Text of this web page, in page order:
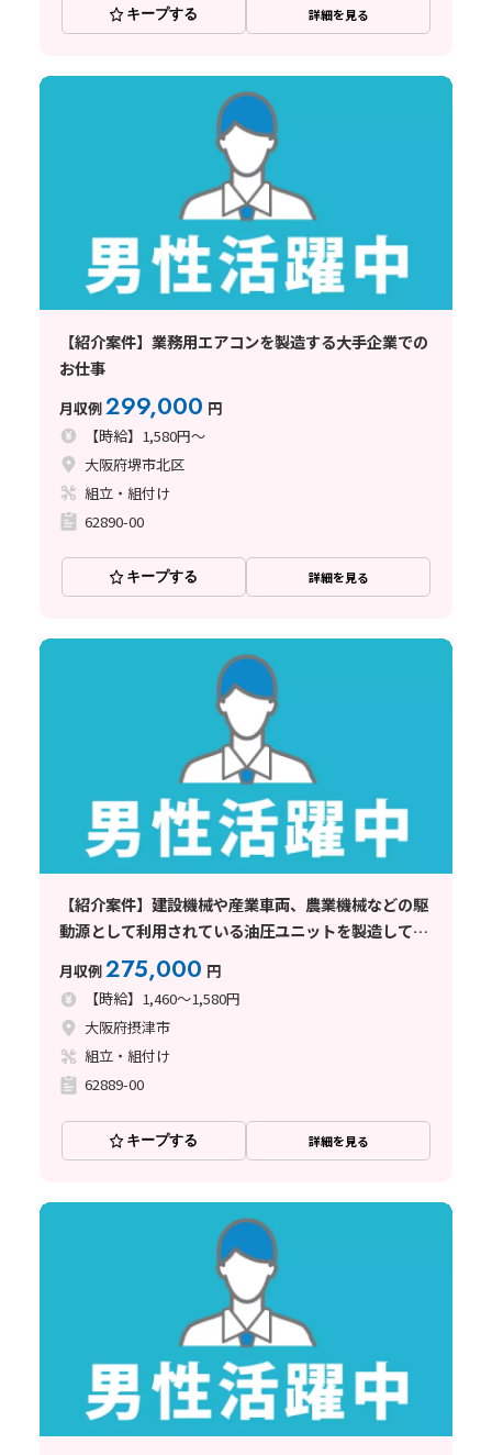
キープする 詳細を見る
【紹介案件】業務用エアコンを製造する大手企業での
お仕事
月収例299,000 円
【時給】1,580円～
大阪府堺市北区
組立・組付け
62890-00
キープする 詳細を見る
【紹介案件】建設機械や産業車両、農業機械などの駆
動源として利用されている油圧ユニットを製造してい
月収例275,000 円
【時給】1,460～1,580円
大阪府摂津市
組立・組付け
62889-00
キープする 詳細を見る